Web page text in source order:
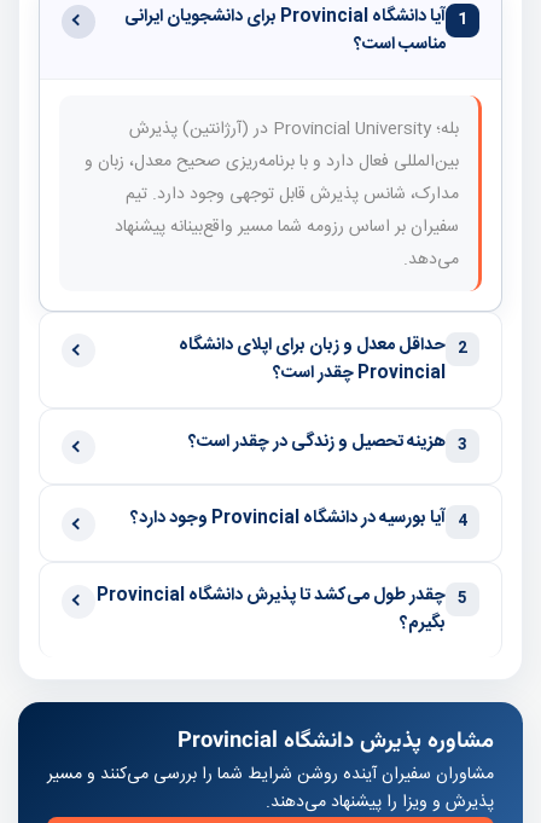
1
آیا دانشگاه Provincial برای دانشجویان ایرانی
مناسب است؟
بله؛ Provincial University در (آرژانتین) پذیرش
بین‌المللی فعال دارد و با برنامه‌ریزی صحیح معدل، زبان و
مدارک، شانس پذیرش قابل توجهی وجود دارد. تیم
سفیران بر اساس رزومه شما مسیر واقع‌بینانه پیشنهاد
می‌دهد.
2 حداقل معدل و زبان برای اپلای دانشگاه
Provincial چقدر است؟
3 هزینه تحصیل و زندگی در چقدر است؟
4 آیا بورسیه در دانشگاه Provincial وجود دارد؟
5
چقدر طول می‌کشد تا پذیرش دانشگاه Provincial
بگیرم؟
مشاوره پذیرش دانشگاه Provincial
مشاوران سفیران آینده روشن شرایط شما را بررسی می‌کنند و مسیر
پذیرش و ویزا را پیشنهاد می‌دهند.